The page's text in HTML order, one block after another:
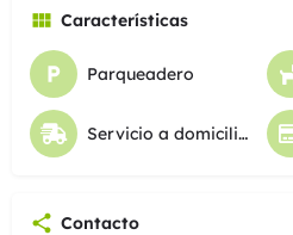
Características
Parqueadero
Servicio a domicilio y atención a la mesa
Contacto